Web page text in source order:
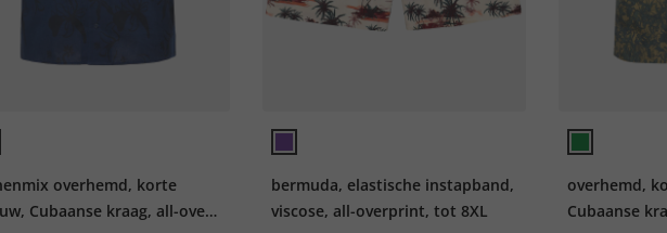
overhemd, korte
Cubaanse kraag, all-over
bermuda, elastische instapband,
viscose, all-overprint, tot 8XL
overhemd,
Cubaanse